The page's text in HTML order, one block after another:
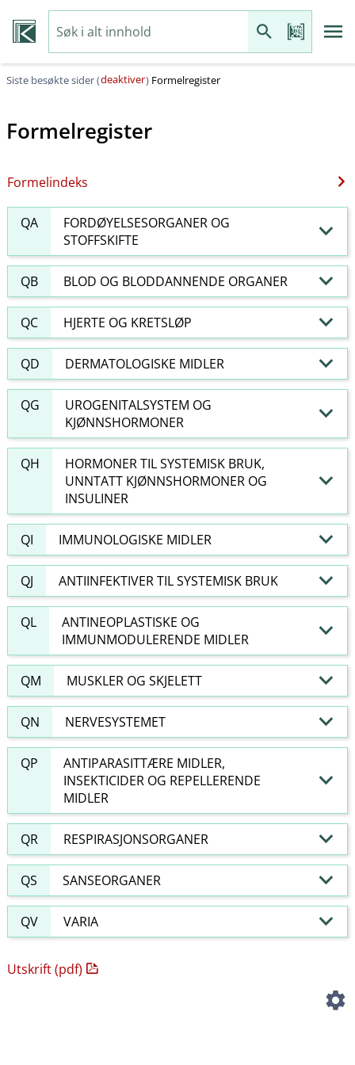
Siste besøkte sider (deaktiver) Formelregister
Formelregister
Formelindeks
QA
FORDØYELSESORGANER OG
STOFFSKIFTE
QB BLOD OG BLODDANNENDE ORGANER
QC HJERTE OG KRETSLØP
QD DERMATOLOGISKE MIDLER
QG
UROGENITALSYSTEM OG
KJØNNSHORMONER
QH
HORMONER TIL SYSTEMISK BRUK,
UNNTATT KJØNNSHORMONER OG
INSULINER
QI IMMUNOLOGISKE MIDLER
QJ ANTIINFEKTIVER TIL SYSTEMISK BRUK
QL
ANTINEOPLASTISKE OG
IMMUNMODULERENDE MIDLER
QM MUSKLER OG SKJELETT
QN NERVESYSTEMET
QP
ANTIPARASITTÆRE MIDLER,
INSEKTICIDER OG REPELLERENDE
MIDLER
QR RESPIRASJONSORGANER
QS SANSEORGANER
QV VARIA
Utskrift (pdf)